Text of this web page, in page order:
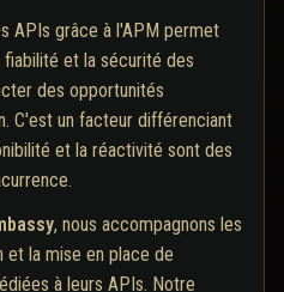
APIs grâce à l'APM permet
et la sécurité des
des opportunités
C'est un facteur différenciant
et la réactivité sont des
, nous accompagnons les
et la mise en place de
à leurs APIs. Notre